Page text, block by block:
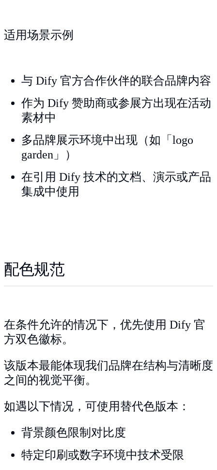
适用场景示例
与 Dify 官方合作伙伴的联合品牌内容
作为 Dify 赞助商或参展方出现在活动
素材中
多品牌展示环境中出现（如「logo
garden」）
在引用 Dify 技术的文档、演示或产品
集成中使用
配色规范
在条件允许的情况下，优先使用 Dify 官
方双色徽标。
该版本最能体现我们品牌在结构与清晰度
之间的视觉平衡。
如遇以下情况，可使用替代色版本：
背景颜色限制对比度
特定印刷或数字环境中技术受限